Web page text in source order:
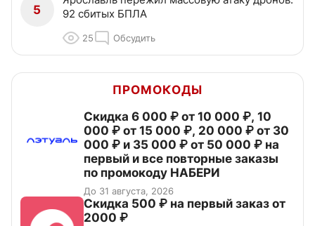
5
92 сбитых БПЛА
25 Обсудить
ПРОМОКОДЫ
Скидка 6 000 ₽ от 10 000 ₽, 10
000 ₽ от 15 000 ₽, 20 000 ₽ от 30
000 ₽ и 35 000 ₽ от 50 000 ₽ на
первый и все повторные заказы
по промокоду НАБЕРИ
До 31 августа, 2026
Скидка 500 ₽ на первый заказ от
2000 ₽